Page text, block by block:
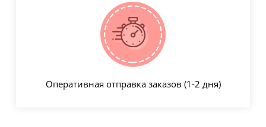
Оперативная отправка заказов (1-2 дня)